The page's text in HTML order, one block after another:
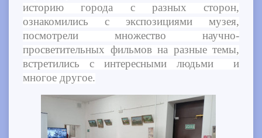
историю города с разных сторон,
ознакомились с экспозициями музея,
посмотрели множество научно-
просветительных фильмов на разные темы,
встретились с интересными людьми и
многое другое.